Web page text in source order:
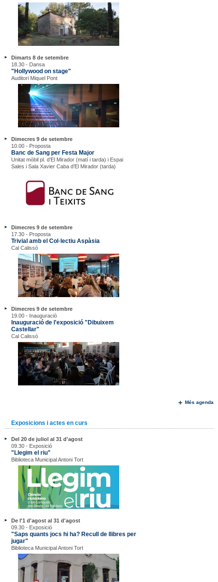
Dimarts 8 de setembre
18.30 - Dansa
"Hollywood on stage"
Auditori Miquel Pont
Dimecres 9 de setembre
10.00 - Proposta
Banc de Sang per Festa Major
Unitat mòbil pl. d’El Mirador (matí i tarda) i Espai
Sales i Sala Xavier Caba d’El Mirador (tarda)
Dimecres 9 de setembre
17.30 - Proposta
Trivial amb el Col·lectiu Aspàsia
Cal Calissó
Dimecres 9 de setembre
19.00 - Inauguració
Inauguració de l'exposició "Dibuixem
Castellar"
Cal Calissó
Més agenda
Exposicions i actes en curs
Del 20 de juliol al 31 d'agost
09.30 - Exposició
"Llegim el riu"
Biblioteca Municipal Antoni Tort
De l'1 d'agost al 31 d'agost
09.30 - Exposició
"Saps quants jocs hi ha? Recull de llibres per
jugar"
Biblioteca Municipal Antoni Tort